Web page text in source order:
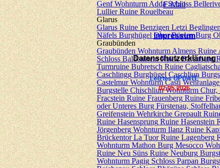
Genf Wohnturm Adda Schloss
Lullier Ruine Rouelbeau
Glarus
Glarus Ruine Benzigen Letzi
Näfels Burghügel Ober Büelen Burg
Graubünden
Graubünden Wohnturm Almens Ruine
Schloss Baldenstein Ruine Bärenburg
Turmruine Bubretsch Ruine
Caschlingg Burghügel Caschliun
Castelmur Wohnturm Casti
Burgstelle Chischliun Wohnturm Chur,
Fracstein Ruine Frauenberg Ruine
oder Unteres Burg Fürstenau,
Greifenstein Wehrkirche Grepault
Ruine Hasensprung Ruine Hasenstein
Jörgenberg Wohnturm Ilanz Ruine
Brückentor La Tuor Ruine Lagenberg
Wohnturm Mathon Burg Mesocco
Ruine Neu Süns Ruine Neuburg
Wohnturm Pagig Schloss Parpan
E-Mail
Impressum
Datenschutzerklärung
Letztes UPDATE
02.05.2026